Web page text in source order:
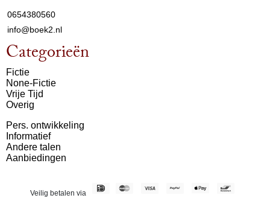
0654380560
info@boek2.nl
Categorieën
Fictie
None-Fictie
Vrije Tijd
Overig
Pers. ontwikkeling
Informatief
Andere talen
Aanbiedingen
Veilig betalen via